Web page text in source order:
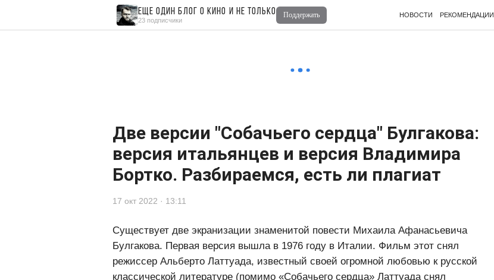
НОВОСТИ РЕКОМЕНДАЦИИ
Еще один блог о кино и не только
23 подписчики
Поддержать
Читайте также
Две версии "Собачьего сердца" Булгакова:
версия итальянцев и версия Владимира
Бортко. Разбираемся, есть ли плагиат
Существует две экранизации знаменитой повести Михаила Афанасьевича
Булгакова. Первая версия вышла в 1976 году в Италии. Фильм этот снял
режиссер Альберто Латтуада, известный своей огромной любовью к русской